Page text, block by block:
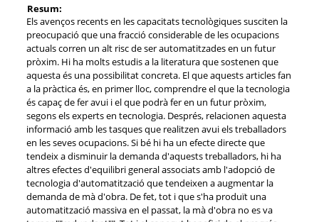
Resum:
Els avenços recents en les capacitats tecnològiques susciten la
preocupació que una fracció considerable de les ocupacions
actuals corren un alt risc de ser automatitzades en un futur
pròxim. Hi ha molts estudis a la literatura que sostenen que
aquesta és una possibilitat concreta. El que aquests articles fan
a la pràctica és, en primer lloc, comprendre el que la tecnologia
és capaç de fer avui i el que podrà fer en un futur pròxim,
segons els experts en tecnologia. Després, relacionen aquesta
informació amb les tasques que realitzen avui els treballadors
en les seves ocupacions. Si bé hi ha un efecte directe que
tendeix a disminuir la demanda d'aquests treballadors, hi ha
altres efectes d'equilibri general associats amb l'adopció de
tecnologia d'automatització que tendeixen a augmentar la
demanda de mà d'obra. De fet, tot i que s'ha produït una
automatització massiva en el passat, la mà d'obra no es va